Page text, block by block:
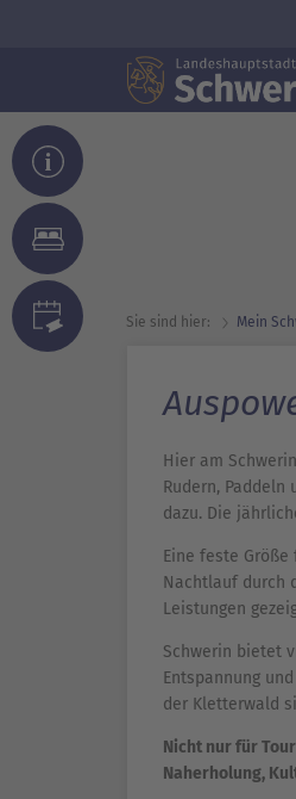
Sie sind hier: Mein
Hier am
Rudern,
dazu. Die
Eine feste
Nachtlauf durch
Leistungen
Schwerin bietet
Entspannung
der Kletterwald
Nicht nur für
Naherholung,